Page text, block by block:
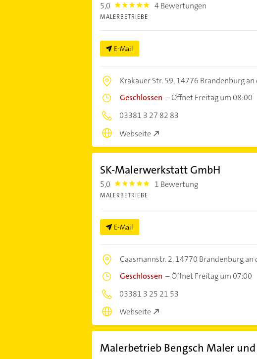
5,0 5.0 4 Bewertungen
MALERBETRIEBE
E-Mail
Krakauer Str. 59,14776 Brandenburg an
Geschlossen –Öffnet Freitag um 08:00
03381 3 27 82 83
Webseite
SK-Malerwerkstatt GmbH
5,0 5.0 1 Bewertung
MALERBETRIEBE
E-Mail
Caasmannstr. 2,14770 Brandenburg an
Geschlossen –Öffnet Freitag um 07:00
03381 3 25 21 53
Webseite
Malerbetrieb Bengsch Maler